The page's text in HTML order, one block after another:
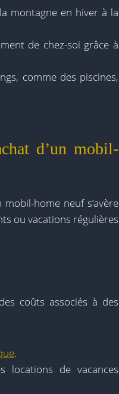
montagne en hiver à la
de chez-soi grâce à
comme des piscines,
d’un mobil-
home neuf s’avère
ou vacations régulières
coûts associés à des
.
locations de vacances